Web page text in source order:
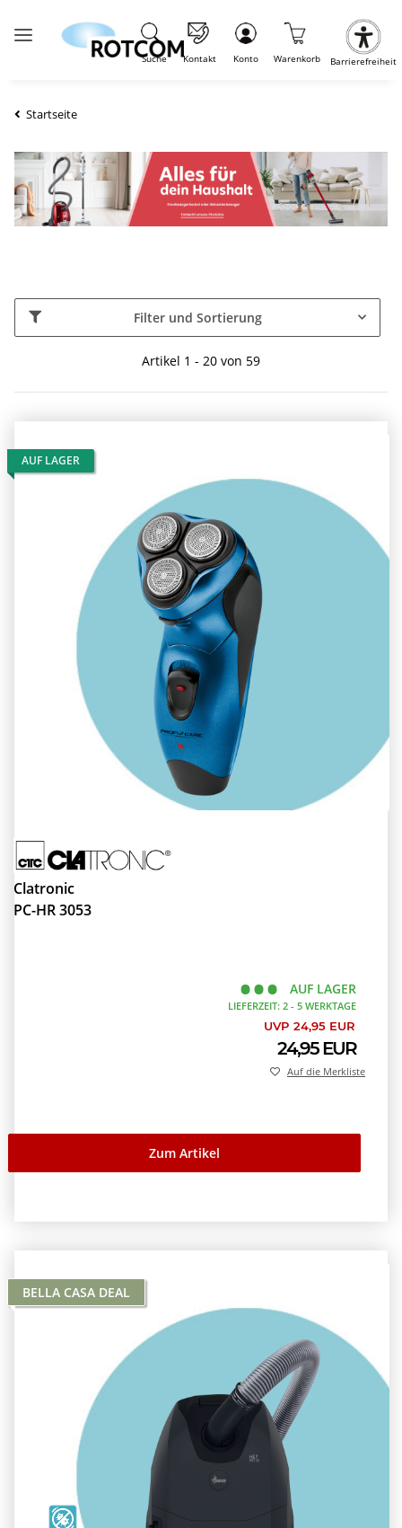
Suche Kontakt Konto Warenkorb Barrierefreiheit
Startseite
Filter und Sortierung
Artikel 1 - 20 von 59
AUF LAGER
Clatronic
PC-HR 3053
AUF LAGER
LIEFERZEIT: 2 - 5 WERKTAGE
UVP 24,95 EUR
24,95 EUR
Zum Artikel
Auf die Merkliste
BELLA CASA DEAL